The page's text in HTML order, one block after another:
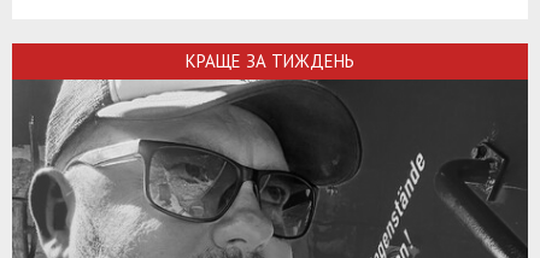
КРАЩЕ ЗА ТИЖДЕНЬ